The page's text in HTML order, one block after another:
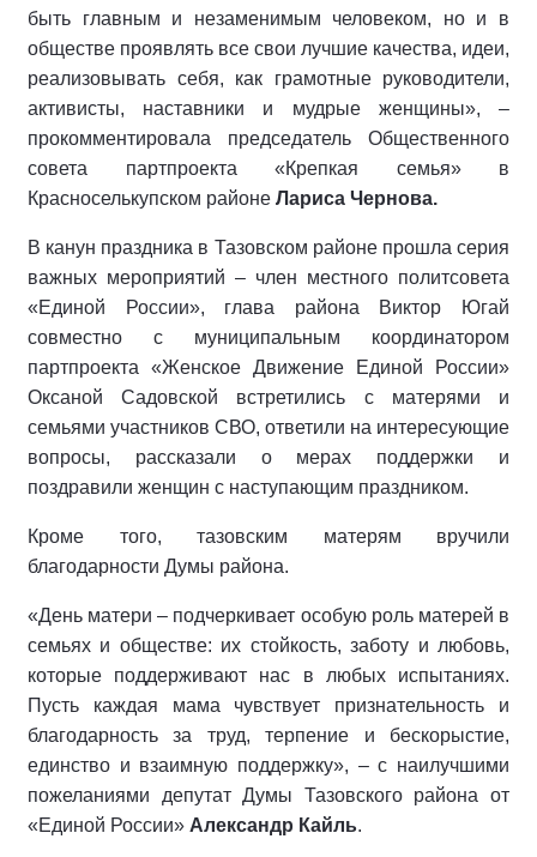
быть главным и незаменимым человеком, но и в
обществе проявлять все свои лучшие качества, идеи,
реализовывать себя, как грамотные руководители,
активисты, наставники и мудрые женщины», –
прокомментировала председатель Общественного
совета партпроекта «Крепкая семья» в
Красноселькупском районе Лариса Чернова.
В канун праздника в Тазовском районе прошла серия
важных мероприятий – член местного политсовета
«Единой России», глава района Виктор Югай
совместно с муниципальным координатором
партпроекта «Женское Движение Единой России»
Оксаной Садовской встретились с матерями и
семьями участников СВО, ответили на интересующие
вопросы, рассказали о мерах поддержки и
поздравили женщин с наступающим праздником.
Кроме того, тазовским матерям вручили
благодарности Думы района.
«День матери – подчеркивает особую роль матерей в
семьях и обществе: их стойкость, заботу и любовь,
которые поддерживают нас в любых испытаниях.
Пусть каждая мама чувствует признательность и
благодарность за труд, терпение и бескорыстие,
единство и взаимную поддержку», – с наилучшими
пожеланиями депутат Думы Тазовского района от
«Единой России» Александр Кайль.